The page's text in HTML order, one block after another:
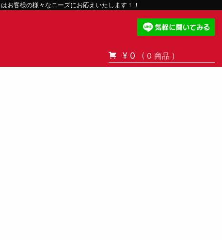
お客様の様々なニーズにお応えいたします！！
¥ 0 ( 0 商品 )